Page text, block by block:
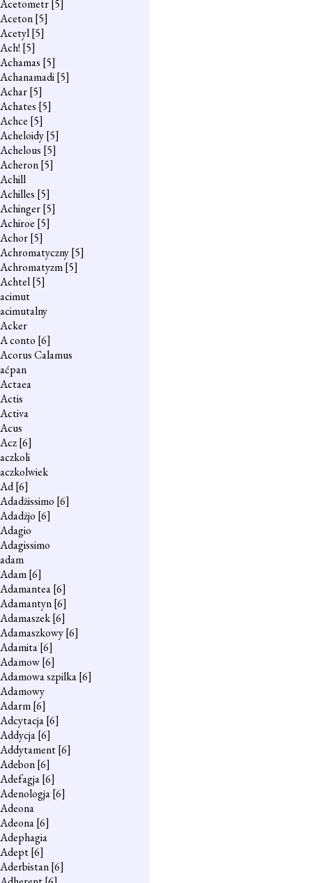
Acetometr[5]
Aceton[5]
Acetyl[5]
Ach! [5]
Achamas [5]
Achanamadi[5]
Achar[5]
Achates [5]
Achce [5]
Acheloidy[5]
Achelous [5]
Acheron[5]
Achill
Achilles [5]
Achinger[5]
Achiroe [5]
Achor[5]
Achromatyczny[5]
Achromatyzm[5]
Achtel[5]
acimut
acimutalny
Acker
A conto [6]
Acorus Calamus
aćpan
Actaea
Actis
Activa
Acus
Acz[6]
aczkoli
aczkolwiek
Ad[6]
Adadżissimo [6]
Adadżjo [6]
Adagio
Adagissimo
adam
Adam[6]
Adamantea[6]
Adamantyn[6]
Adamaszek[6]
Adamaszkowy[6]
Adamita[6]
Adamow[6]
Adamowa szpilka[6]
Adamowy
Adarm[6]
Adcytacja[6]
Addycja[6]
Addytament[6]
Adebon[6]
Adefagja[6]
Adenologja[6]
Adeona
Adeona[6]
Adephagia
Adept[6]
Aderbistan[6]